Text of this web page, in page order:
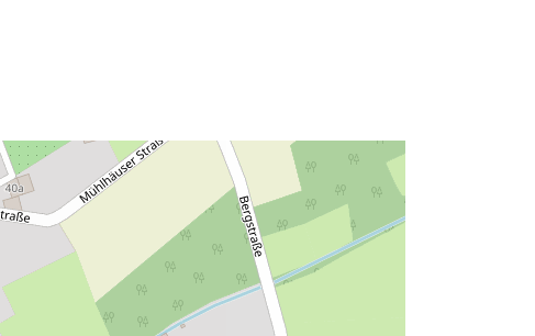
6
http://data.europa.eu/88u/dataset/fee
47781-1efc-4f87-b4af-f4fa7d55003d